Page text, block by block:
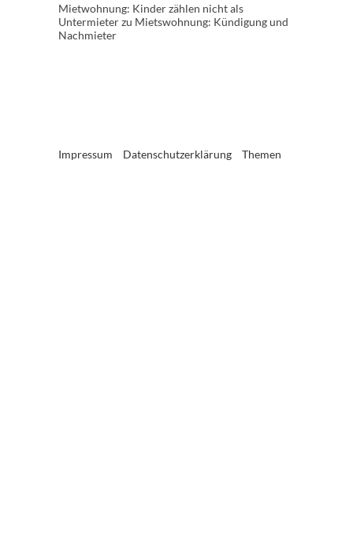
Mietwohnung: Kinder zählen nicht als
Untermieterzu Mietswohnung: Kündigung und
Nachmieter
Impressum Datenschutzerklärung Themen